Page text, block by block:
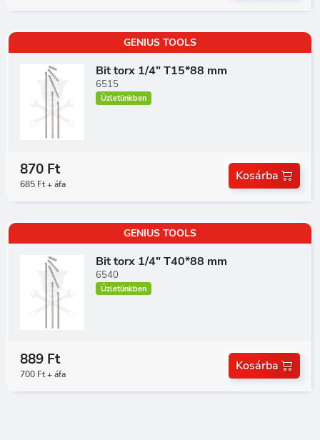
GENIUS TOOLS
Bit torx 1/4" T15*88 mm
6515
Üzletünkben
870 Ft
685 Ft + áfa
Kosárba
GENIUS TOOLS
Bit torx 1/4" T40*88 mm
6540
Üzletünkben
889 Ft
700 Ft + áfa
Kosárba